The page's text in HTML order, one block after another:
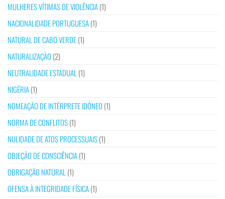
MULHERES VÍTIMAS DE VIOLÊNCIA(1)
NACIONALIDADE PORTUGUESA(1)
NATURAL DE CABO VERDE(1)
NATURALIZAÇÃO (2)
NEUTRALIDADE ESTADUAL (1)
NIGÉRIA(1)
NOMEAÇÃO DE INTÉRPRETE IDÓNEO (1)
NORMA DE CONFLITOS(1)
NULIDADE DE ATOS PROCESSUAIS(1)
OBJEÇÃO DE CONSCIÊNCIA(1)
OBRIGAÇÃO NATURAL (1)
OFENSA À INTEGRIDADE FÍSICA(1)